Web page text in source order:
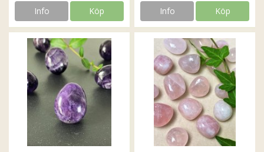
Info Köp Info Köp